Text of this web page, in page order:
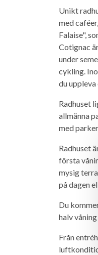
Unikt
med
Falaise",
Cotignac
under
cykling.
du
Radhuset
allmänna
med
Radhuset
första
mysig
på dagen
Du
halv
Från